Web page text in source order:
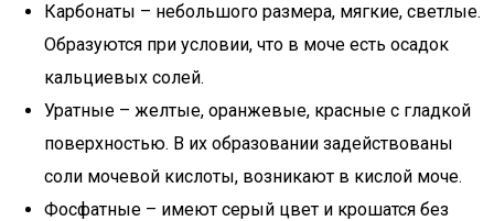
Карбонаты – небольшого размера, мягкие, светлые.
Образуются при условии, что в моче есть осадок
кальциевых солей.
Уратные – желтые, оранжевые, красные с гладкой
поверхностью. В их образовании задействованы
соли мочевой кислоты, возникают в кислой моче.
Фосфатные – имеют серый цвет и крошатся без